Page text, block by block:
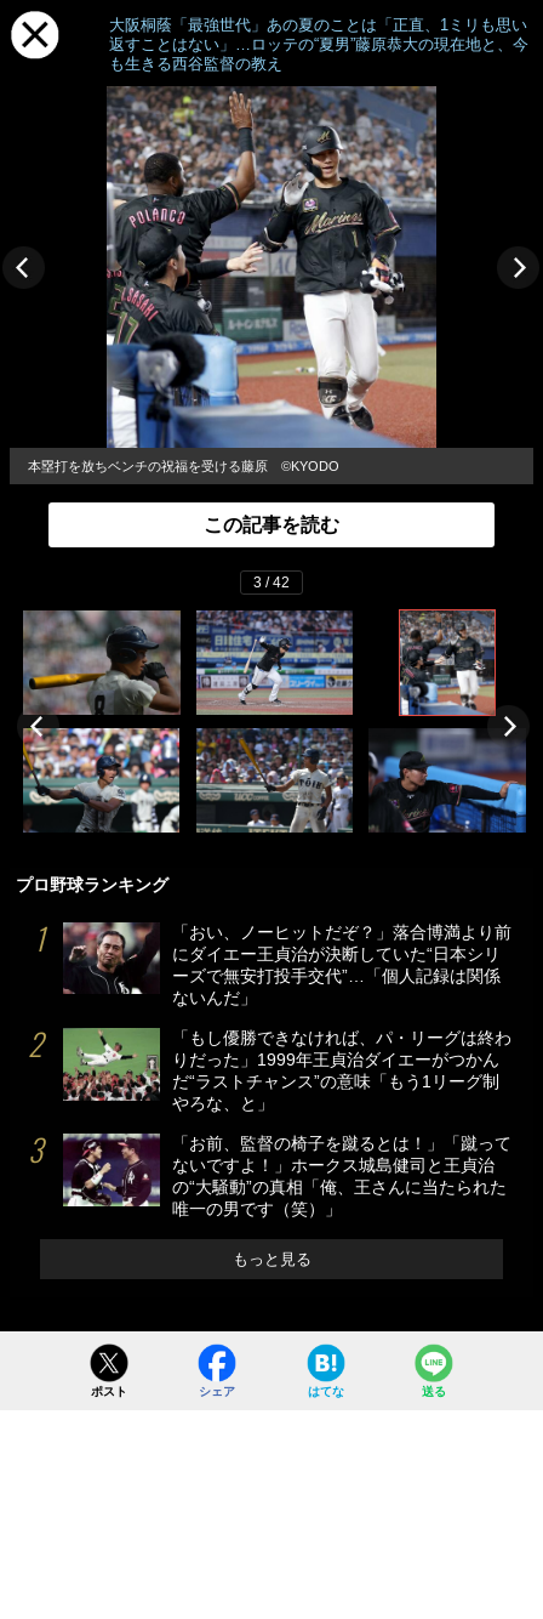
大阪桐蔭「最強世代」あの夏のことは「正直、1ミリも思い
返すことはない」…ロッテの“夏男”藤原恭大の現在地と、今
も生きる西谷監督の教え
本塁打を放ちベンチの祝福を受ける藤原 ©︎KYODO
この記事を読む
3 / 42
プロ野球ランキング
「おい、ノーヒットだぞ？」落合博満より前
にダイエー王貞治が決断していた“日本シリ
ーズで無安打投手交代”…「個人記録は関係
ないんだ」
「もし優勝できなければ、パ・リーグは終わ
りだった」1999年王貞治ダイエーがつかん
だ“ラストチャンス”の意味「もう1リーグ制
やろな、と」
「お前、監督の椅子を蹴るとは！」「蹴って
ないですよ！」ホークス城島健司と王貞治
の“大騒動”の真相「俺、王さんに当たられた
唯一の男です（笑）」
もっと見る
ポスト シェア はてな 送る